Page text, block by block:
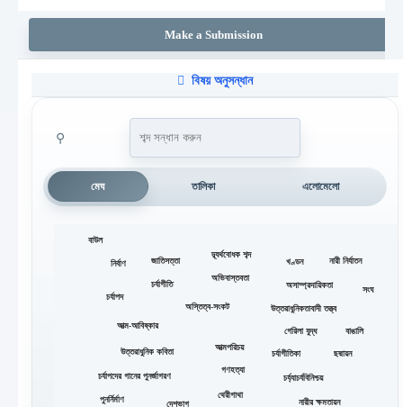
Make a Submission
বিষয় অনুসন্ধান
⚲
মেঘ তালিকা এলোমেলো
অভিবাস্তবতা
অসাম্প্রদায়িকতা
অস্তিত্ব-সংকট
আত্ম-আবিষ্কার
আত্মপরিচয়
উত্তরাধুনিক কবিতা
উত্তরাধুনিকতাবাদী তত্ত্ব
খণ্ডন
গণহত্যা
গেরিলা যুদ্ধ
চর্যাগীতি
চর্যাগীতিকা
চর্যাপদ
চর্যাপদের গানের পুনর্জাগরণ চর্য্যাচর্যবিনিশ্চয়
ছদ্মায়ন
জাতিসত্তা
থেরীগাথা
দেশভাগ
দ্ব্যর্থবোধক শব্দ
নারী নির্যাতন
নারীর ক্ষমতায়ন
নির্বাণ
পুনর্নির্মাণ
বাউল
বাঙালি
সংঘ